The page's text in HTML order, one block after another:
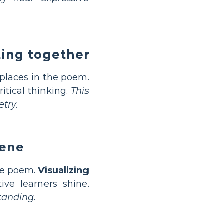
together
in the poem.
thinking. This
poem.Visualizing
learners shine.